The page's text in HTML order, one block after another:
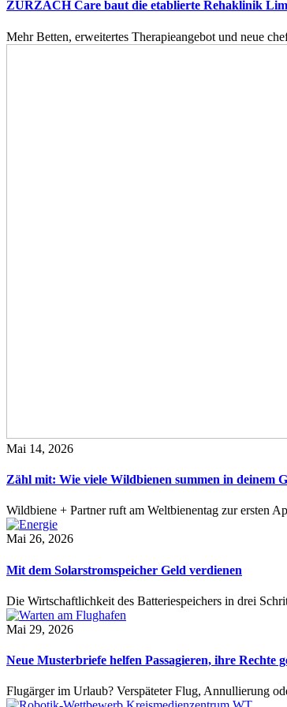
ZURZACH Care baut die etablierte Rehaklinik
Mehr Betten, erweitertes Therapieangebot und neue
Mai 14, 2026
Zähl mit: Wie viele Wildbienen summen in deinem
Wildbiene + Partner ruft am Weltbienentag zur ersten
Mai 26, 2026
Mit dem Solarstromspeicher Geld verdienen
Die Wirtschaftlichkeit des Batteriespeichers in drei
Mai 29, 2026
Neue Musterbriefe helfen Passagieren, ihre Rechte
Flugärger im Urlaub? Verspäteter Flug, Annullierung